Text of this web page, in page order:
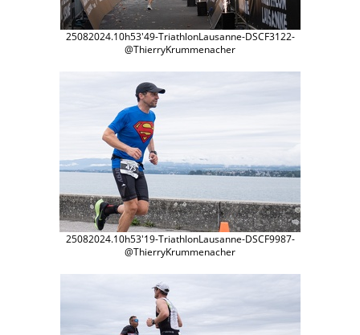
25082024.10h53'49-TriathlonLausanne-DSCF3122-
@ThierryKrummenacher
25082024.10h53'19-TriathlonLausanne-DSCF9987-
@ThierryKrummenacher